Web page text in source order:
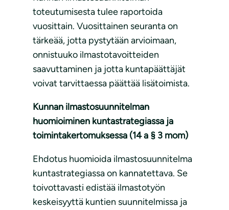
toteutumisesta tulee raportoida
vuosittain. Vuosittainen seuranta on
tärkeää, jotta pystytään arvioimaan,
onnistuuko ilmastotavoitteiden
saavuttaminen ja jotta kuntapäättäjät
voivat tarvittaessa päättää lisätoimista.
Kunnan ilmastosuunnitelman
huomioiminen kuntastrategiassa ja
toimintakertomuksessa (14 a § 3 mom)
Ehdotus huomioida ilmastosuunnitelma
kuntastrategiassa on kannatettava. Se
toivottavasti edistää ilmastotyön
keskeisyyttä kuntien suunnitelmissa ja